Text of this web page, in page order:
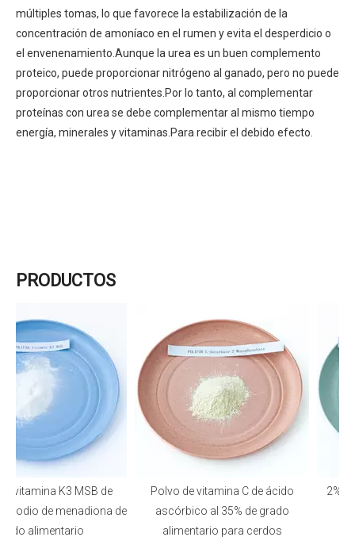
múltiples tomas, lo que favorece la estabilización de la
concentración de amoníaco en el rumen y evita el desperdicio o
el envenenamiento.Aunque la urea es un buen complemento
proteico, puede proporcionar nitrógeno al ganado, pero no puede
proporcionar otros nutrientes.Por lo tanto, al complementar
proteínas con urea se debe complementar al mismo tiempo
energía, minerales y vitaminas.Para recibir el debido efecto.
PRODUCTOS
vitamina K3 MSB de
sodio de menadiona de
alimentario
Polvo de vitamina C de ácido
ascórbico al 35% de grado
alimentario para cerdos
2%